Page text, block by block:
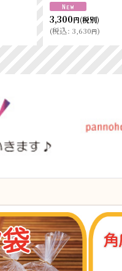
3,300円(税別)
(税込: 3,630円)